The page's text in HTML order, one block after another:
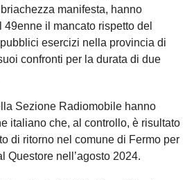
manifesta, hanno
il mancato rispetto del
esercizi nella provincia di
confronti per la durata di due
Sezione Radiomobile hanno
italiano che, al controllo, è risultato
di ritorno nel comune di Fermo per
Questore nell’agosto 2024.